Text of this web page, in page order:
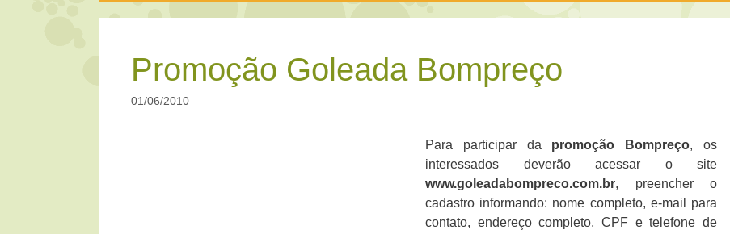
Promoção Goleada Bompreço
01/06/2010
Para participar da promoção Bompreço, os
interessados deverão acessar o site
www.goleadabompreco.com.br, preencher o
cadastro informando: nome completo, e-mail para
contato, endereço completo, CPF e telefone de